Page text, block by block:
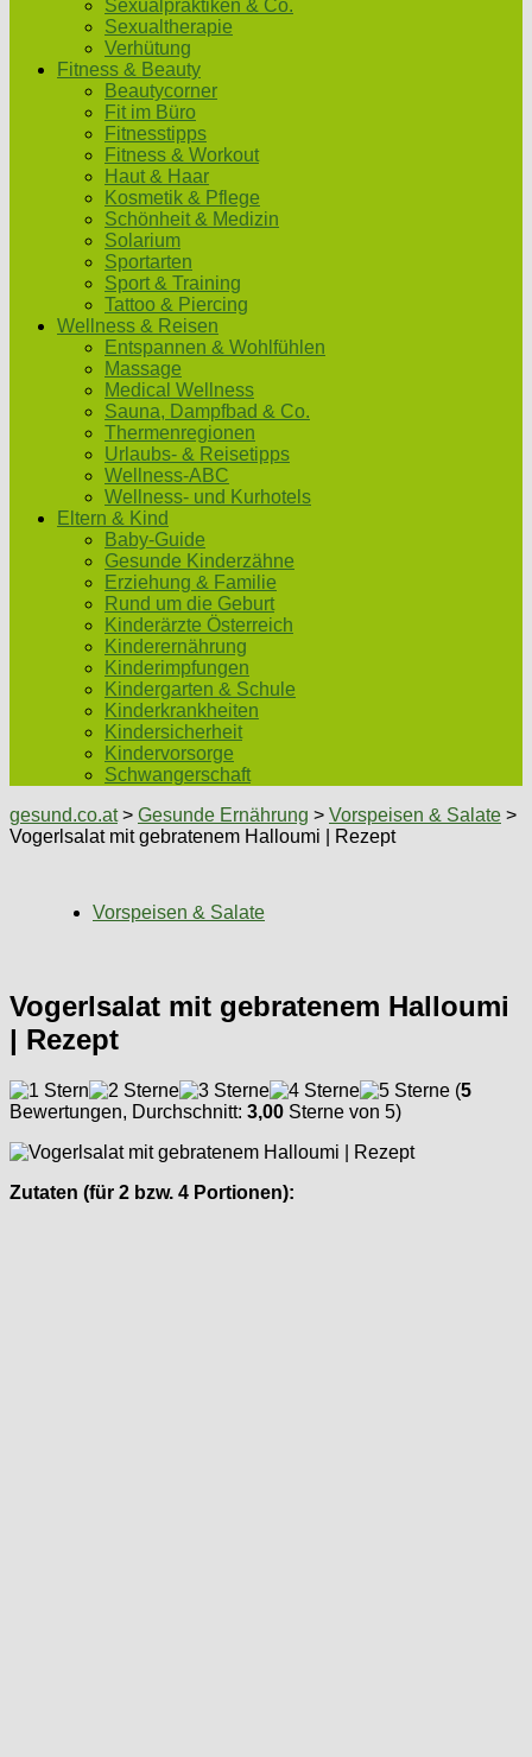
Sexualpraktiken & Co.
Sexualtherapie
Verhütung
Fitness & Beauty
Beautycorner
Fit im Büro
Fitnesstipps
Fitness & Workout
Haut & Haar
Kosmetik & Pflege
Schönheit & Medizin
Solarium
Sportarten
Sport & Training
Tattoo & Piercing
Wellness & Reisen
Entspannen & Wohlfühlen
Massage
Medical Wellness
Sauna, Dampfbad & Co.
Thermenregionen
Urlaubs- & Reisetipps
Wellness-ABC
Wellness- und Kurhotels
Eltern & Kind
Baby-Guide
Gesunde Kinderzähne
Erziehung & Familie
Rund um die Geburt
Kinderärzte Österreich
Kinderernährung
Kinderimpfungen
Kindergarten & Schule
Kinderkrankheiten
Kindersicherheit
Kindervorsorge
Schwangerschaft
gesund.co.at> Gesunde Ernährung > Vorspeisen & Salate >
Vogerlsalat mit gebratenem Halloumi | Rezept
Vorspeisen & Salate
Vogerlsalat mit gebratenem Halloumi
| Rezept
(5
Bewertungen, Durchschnitt: 3,00 Sterne von 5)
Zutaten (für 2 bzw. 4 Portionen):